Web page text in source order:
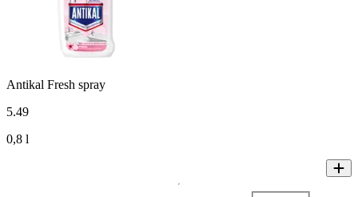
Antikal Fresh spray
5.49
0,8 l